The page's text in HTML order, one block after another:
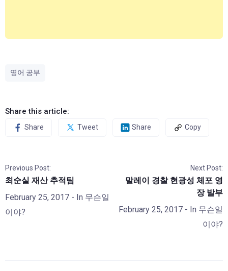
영어 공부
Share this article:
Share Tweet Share Copy
Previous Post:
최순실 재산 추적팀
February 25, 2017 - In 무슨일
이야?
Next Post:
말레이 경찰 현광성 체포 영
장 발부
February 25, 2017 - In 무슨일
이야?